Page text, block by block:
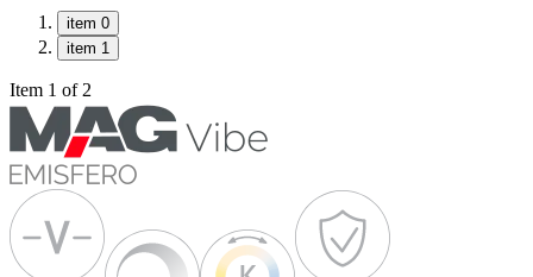
item 0
item 1
Item 1 of 2